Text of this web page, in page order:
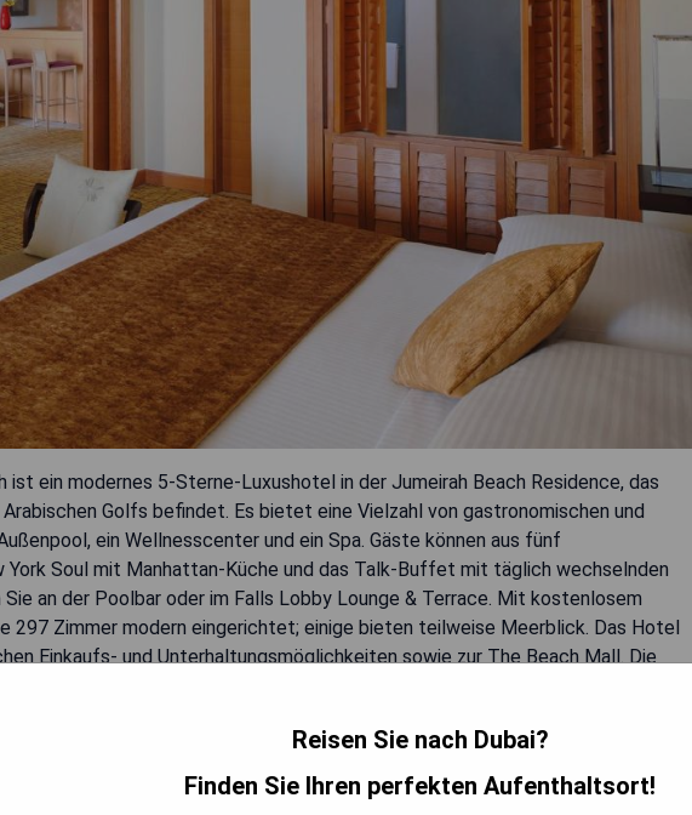
ist ein modernes 5-Sterne-Luxushotel in der Jumeirah Beach Residence, das
Golfs befindet. Es bietet eine Vielzahl von gastronomischen und
ein Wellnesscenter und ein Spa. Gäste können aus fünf
York Soul mit Manhattan-Küche und das Talk-Buffet mit täglich wechselnden
an der Poolbar oder im Falls Lobby Lounge & Terrace. Mit kostenlosem
297 Zimmer modern eingerichtet; einige bieten teilweise Meerblick. Das Hotel
Einkaufs- und Unterhaltungsmöglichkeiten sowie zur The Beach Mall. Die
Spaziergang entfernt, während die Mall of the Emirates 14,6 km und das
sind. Kostenlose Parkplätze stehen vor Ort zur Verfügung.
Gestaltung
Reisen Sie nach Dubai?
Finden Sie Ihren perfekten Aufenthaltsort!